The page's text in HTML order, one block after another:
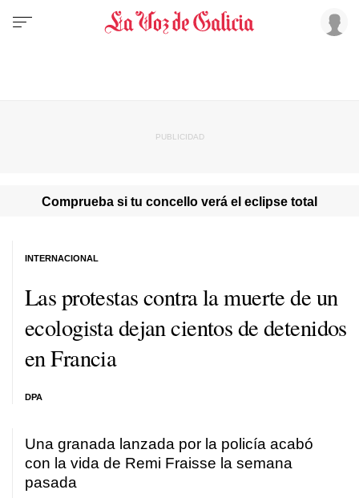
Comprueba si tu concello verá el eclipse total
Las protestas contra la muerte de un
ecologista dejan cientos de detenidos
en Francia
DPA
INTERNACIONAL
Una granada lanzada por la policía acabó
con la vida de Remi Fraisse la semana
pasada